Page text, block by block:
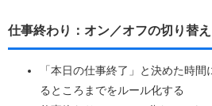
仕事終わり：オン／オフの切り替
「本日の仕事終了」と決めた時
るところまでをルール化する